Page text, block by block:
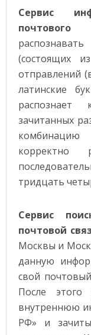
Сервис
почтового
(состоящих
отправлений
латинские
зачитанных
корректно
тридцать
Сервис
почтовой
Москвы и
данную
свой
После
внутреннюю
РФ» и